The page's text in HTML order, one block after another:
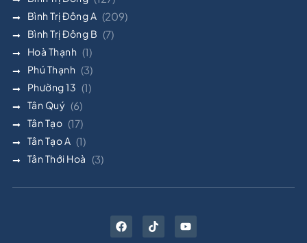
Bình Trị Đông A (209)
Bình Trị Đông B (7)
Hoà Thạnh (1)
Phú Thạnh (3)
Phường 13 (1)
Tân Quý (6)
Tân Tạo (17)
Tân Tạo A (1)
Tân Thới Hoà (3)